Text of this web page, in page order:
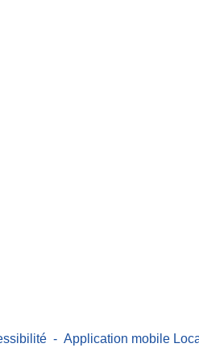
- Application mobile